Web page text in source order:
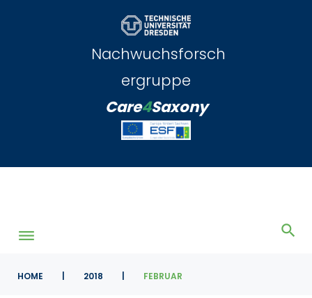
Nachwuchsforsch
ergruppe
Care4Saxony
HOME 2018 FEBRUAR